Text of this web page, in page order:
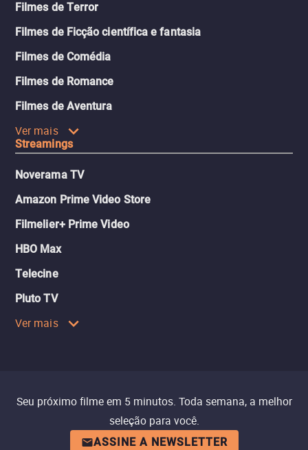
Filmes de Terror
Filmes de Ficção científica e fantasia
Filmes de Comédia
Filmes de Romance
Filmes de Aventura
Ver mais
Streamings
Noverama TV
Amazon Prime Video Store
Filmelier+ Prime Video
HBO Max
Telecine
Pluto TV
Ver mais
Seu próximo filme em 5 minutos. Toda semana, a melhor
seleção para você.
ASSINE A NEWSLETTER